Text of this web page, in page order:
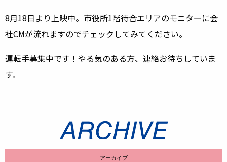
8月18日より上映中。市役所1階待合エリアのモニターに会
社CMが流れますのでチェックしてみてください。
運転手募集中です！やる気のある方、連絡お待ちしていま
す。
アーカイブ